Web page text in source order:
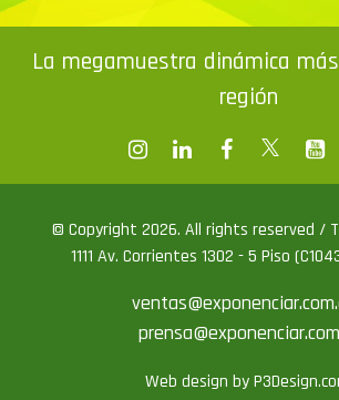
La megamuestra dinámica
región
1111 Av. Corrientes 1302 - 5 Piso
Web design by